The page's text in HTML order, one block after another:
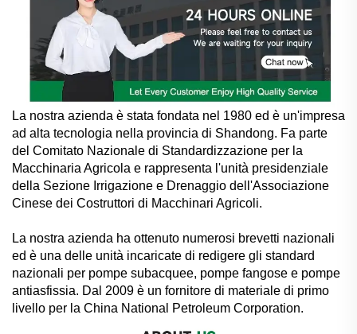
La nostra azienda è stata fondata nel 1980 ed è un'impresa
ad alta tecnologia nella provincia di Shandong. Fa parte
del Comitato Nazionale di Standardizzazione per la
Macchinaria Agricola e rappresenta l'unità presidenziale
della Sezione Irrigazione e Drenaggio dell'Associazione
Cinese dei Costruttori di Macchinari Agricoli.
La nostra azienda ha ottenuto numerosi brevetti nazionali
ed è una delle unità incaricate di redigere gli standard
nazionali per pompe subacquee, pompe fangose e pompe
antiasfissia. Dal 2009 è un fornitore di materiale di primo
livello per la China National Petroleum Corporation.